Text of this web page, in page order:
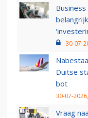
30-07-
Duitse
bot
30-07-
Vraag